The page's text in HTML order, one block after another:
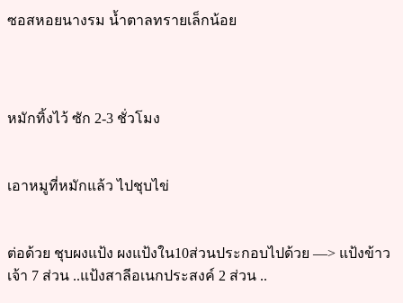
ซอสหอยนางรม น้ำตาลทรายเล็กน้อย
หมักทิ้งไว้ ซัก 2-3 ชั่วโมง
เอาหมูที่หมักแล้ว ไปชุบไข่
ต่อด้วย ชุบผงแป้ง ผงแป้งใน10ส่วนประกอบไปด้วย —> แป้งข้าว
เจ้า 7 ส่วน ..แป้งสาลีอเนกประสงค์ 2 ส่วน ..